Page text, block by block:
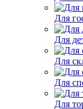
Для
Для
Для
Для
Для